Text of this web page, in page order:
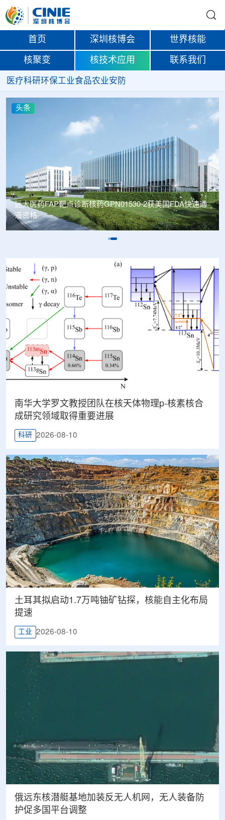
首页 深圳核博会 世界核能
核聚变 核技术应用 联系我们
医疗科研环保工业食品农业安防
头条
远大医药FAP靶点诊断核药GPN01530-2获美国FDA快速通
道资格
南华大学罗文教授团队在核天体物理p-核素核合
成研究领域取得重要进展
科研 2026-08-10
土耳其拟启动1.7万吨铀矿钻探，核能自主化布局
提速
工业 2026-08-10
俄远东核潜艇基地加装反无人机网，无人装备防
护促多国平台调整